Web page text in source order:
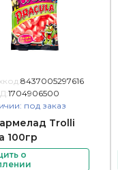
8437005297616
1704906500
под заказ
Trolli
100гр
о